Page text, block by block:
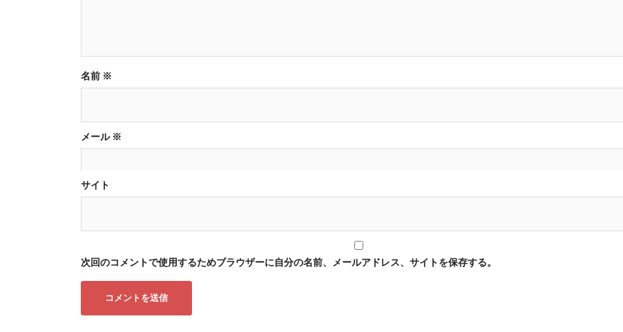
ン
名前 ※
メール ※
サイト
次回のコメントで使用するためブラウザーに自分の名前、メールアドレス、サイトを保存する。